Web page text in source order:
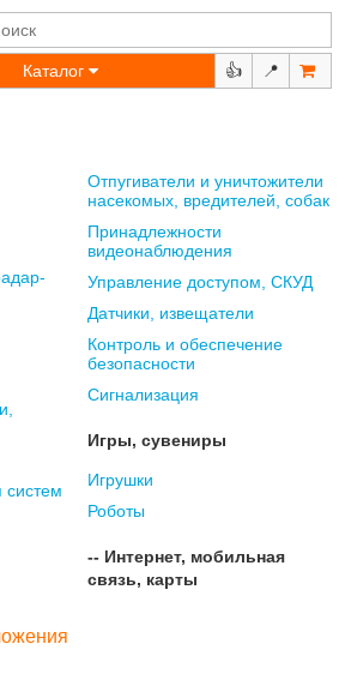
Каталог 👍 📍
систем
Отпугиватели и уничтожители
насекомых, вредителей, собак
Принадлежности
видеонаблюдения
Управление доступом, СКУД
Датчики, извещатели
Контроль и обеспечение
безопасности
Сигнализация
Игры, сувениры
Игрушки
Роботы
-- Интернет, мобильная
связь, карты